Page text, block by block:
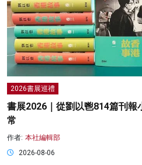
2026書展巡禮
書展2026｜從劉以鬯814篇刊報
常
作者: 本社編輯部
2026-08-06